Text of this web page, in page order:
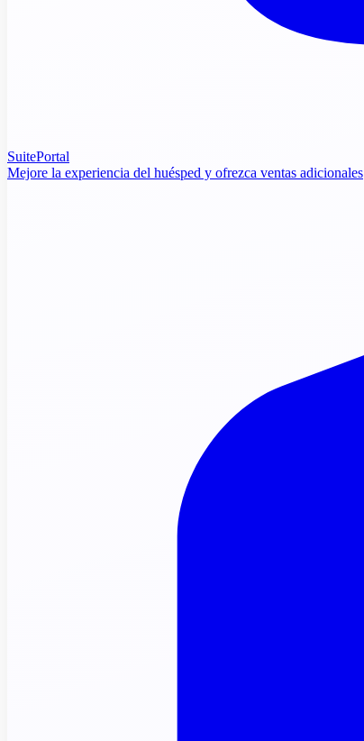
SuitePortal
Mejore la experiencia del huésped y ofrezca ventas adicionales